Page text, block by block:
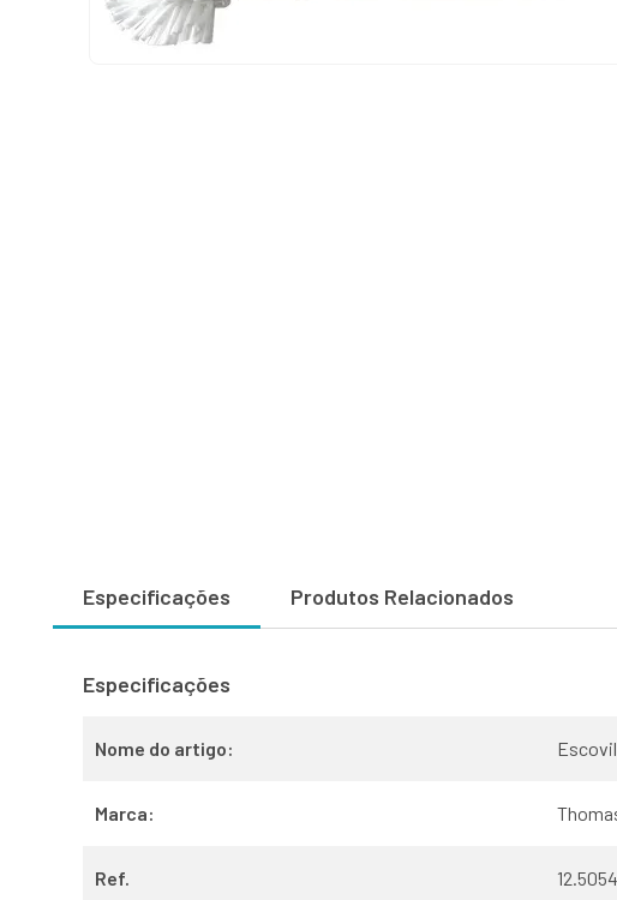
Especificações Produtos Relacionados
Especificações
Nome do artigo:
Marca:
Ref. 12.5054